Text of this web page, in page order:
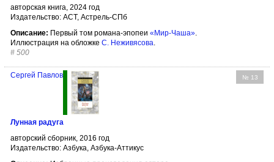
авторская книга, 2024 год
Издательство: АСТ, Астрель-СПб
Описание: Первый том романа-эпопеи «Мир-Чаша».
Иллюстрация на обложке С. Неживясова.
# 500
№ 13
Сергей Павлов
Лунная радуга
авторский сборник, 2016 год
Издательство: Азбука, Азбука-Аттикус